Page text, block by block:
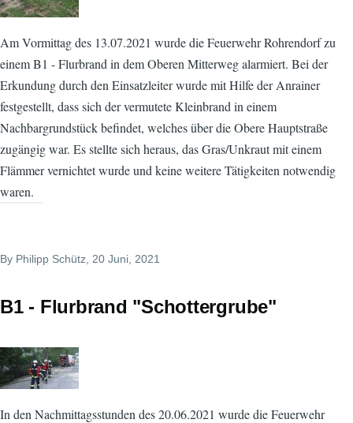
Am Vormittag des 13.07.2021 wurde die Feuerwehr Rohrendorf zu
einem B1 - Flurbrand in dem Oberen Mitterweg alarmiert. Bei der
Erkundung durch den Einsatzleiter wurde mit Hilfe der Anrainer
festgestellt, dass sich der vermutete Kleinbrand in einem
Nachbargrundstück befindet, welches über die Obere Hauptstraße
zugängig war. Es stellte sich heraus, das Gras/Unkraut mit einem
Flämmer vernichtet wurde und keine weitere Tätigkeiten notwendig
waren.
By Philipp Schütz , 20 Juni, 2021
B1 - Flurbrand "Schottergrube"
In den Nachmittagsstunden des 20.06.2021 wurde die Feuerwehr